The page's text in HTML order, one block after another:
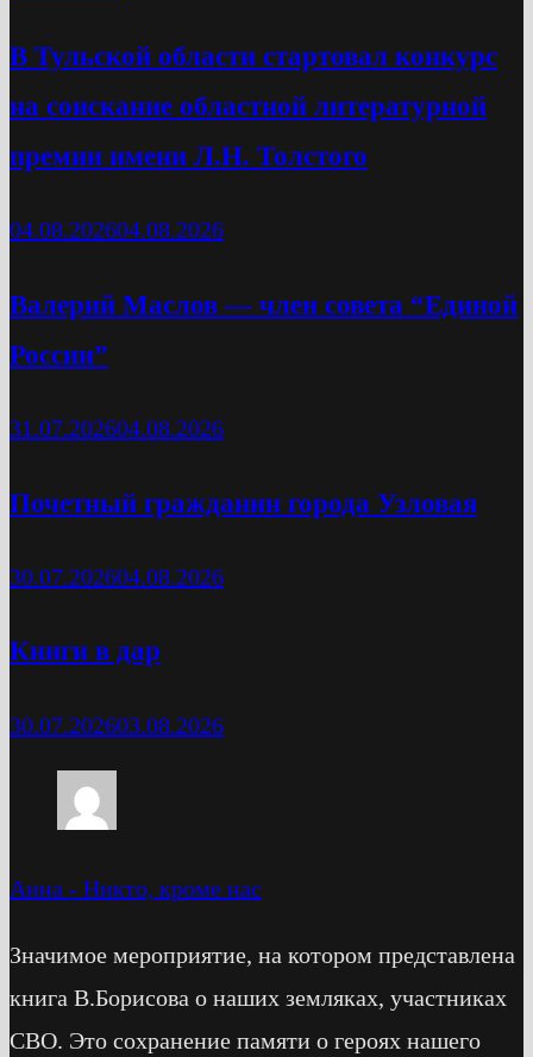
В Тульской области стартовал конкурс
на соискание областной литературной
премии имени Л.Н. Толстого
04.08.202604.08.2026
Валерий Маслов — член совета “Единой
России”
31.07.202604.08.2026
Почетный гражданин города Узловая
30.07.202604.08.2026
Книги в дар
30.07.202603.08.2026
Анна - Никто, кроме нас
Значимое мероприятие, на котором представлена
книга В.Борисова о наших земляках, участниках
СВО. Это сохранение памяти о героях нашего